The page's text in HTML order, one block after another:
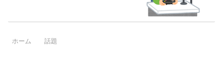
ホーム 話題